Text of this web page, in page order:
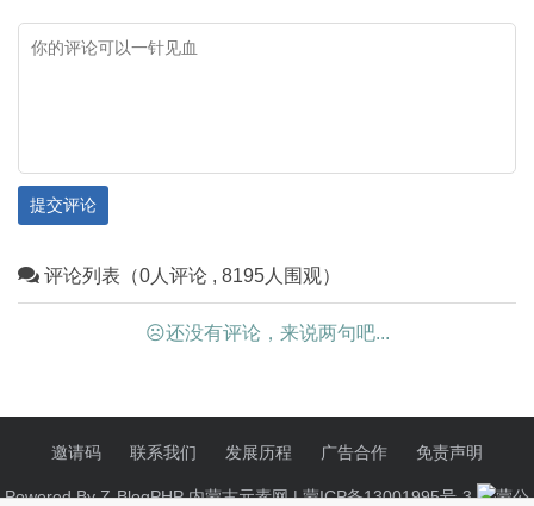
提交评论
评论列表（0人评论 , 8195人围观）
☹还没有评论，来说两句吧...
邀请码 联系我们 发展历程 广告合作 免责声明
Powered ByZ-BlogPHP内蒙古元素网 |蒙ICP备13001995号-3 蒙公